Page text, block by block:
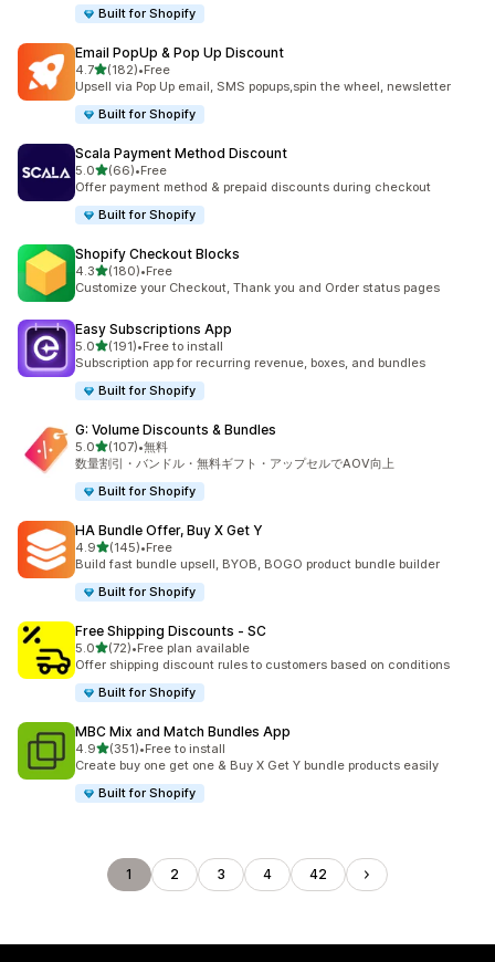
Built for Shopify
Email PopUp & Pop Up Discount
4.75つ星中
(182)
合計レビュー数：182件
•Free
Upsell via Pop Up email, SMS popups,spin the wheel, newsletter
Built for Shopify
Scala Payment Method Discount
5.05つ星中
(66)
合計レビュー数：66件
•Free
Offer payment method & prepaid discounts during checkout
Built for Shopify
Shopify Checkout Blocks
4.35つ星中
(180)
合計レビュー数：180件
•Free
Customize your Checkout, Thank you and Order status pages
Easy Subscriptions App
5.05つ星中
(191)
合計レビュー数：191件
•Free to install
Subscription app for recurring revenue, boxes, and bundles
Built for Shopify
G: Volume Discounts & Bundles
5.05つ星中
(107)
合計レビュー数：107件
•無料
数量割引・バンドル・無料ギフト・アップセルでAOV向上
Built for Shopify
HA Bundle Offer, Buy X Get Y
4.95つ星中
(145)
合計レビュー数：145件
•Free
Build fast bundle upsell, BYOB, BOGO product bundle builder
Built for Shopify
Free Shipping Discounts ‑ SC
5.05つ星中
(72)
合計レビュー数：72件
•Free plan available
Offer shipping discount rules to customers based on conditions
Built for Shopify
MBC Mix and Match Bundles App
4.95つ星中
(351)
合計レビュー数：351件
•Free to install
Create buy one get one & Buy X Get Y bundle products easily
Built for Shopify
1 2 3 4 42